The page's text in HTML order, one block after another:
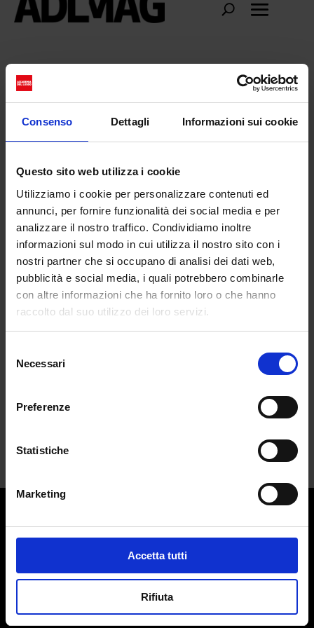
Consenso Dettagli Informazioni sui cookie
Questo sito web utilizza i cookie
Utilizziamo i cookie per personalizzare contenuti ed
annunci, per fornire funzionalità dei social media e per
analizzare il nostro traffico. Condividiamo inoltre
informazioni sul modo in cui utilizza il nostro sito con i
nostri partner che si occupano di analisi dei dati web,
pubblicità e social media, i quali potrebbero combinarle
con altre informazioni che ha fornito loro o che hanno
raccolto dal suo utilizzo dei loro servizi.
delNecessari
Preferenze
Statistiche
Marketing
Accetta tutti
Rifiuta
Marc Le Bihan
Marc Le Bihan: un raro esempio di
daFrancesca Di Fano|Apr 23, 2025|FASHION
Marc Le Bihan non segue le regole della
Contatti:redazione@adlmag.it
ACCADEMIA DEL LUSSO